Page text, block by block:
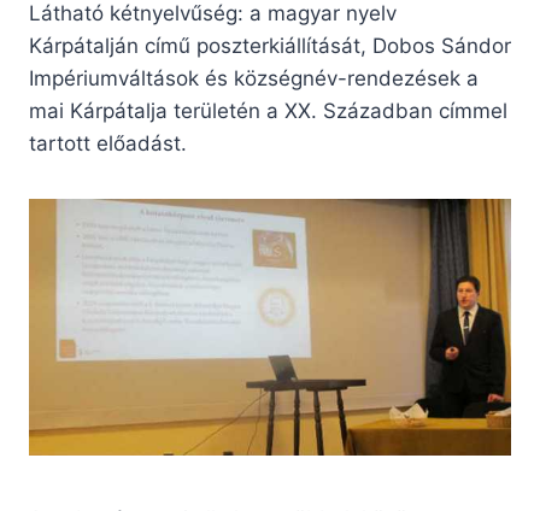
Látható kétnyelvűség: a magyar nyelv
Kárpátalján című poszterkiállítását, Dobos Sándor
Impériumváltások és községnév-rendezések a
mai Kárpátalja területén a XX. Században címmel
tartott előadást.